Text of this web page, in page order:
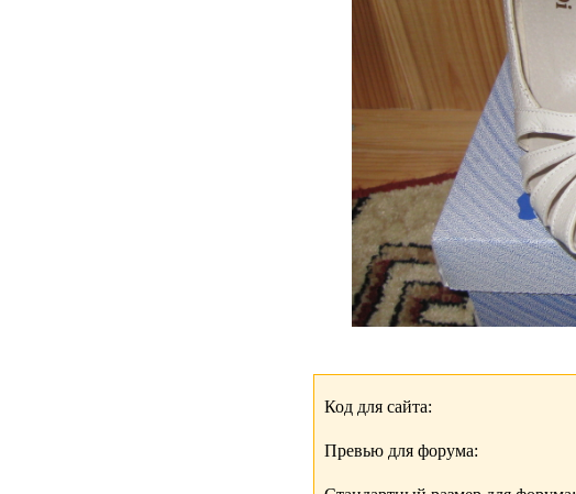
Код для сайта:
Превью для форума: